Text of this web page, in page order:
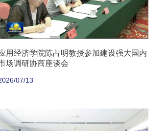
用经济学院陈占明教授参加建设强大国内
场调研协商座谈会
07/13